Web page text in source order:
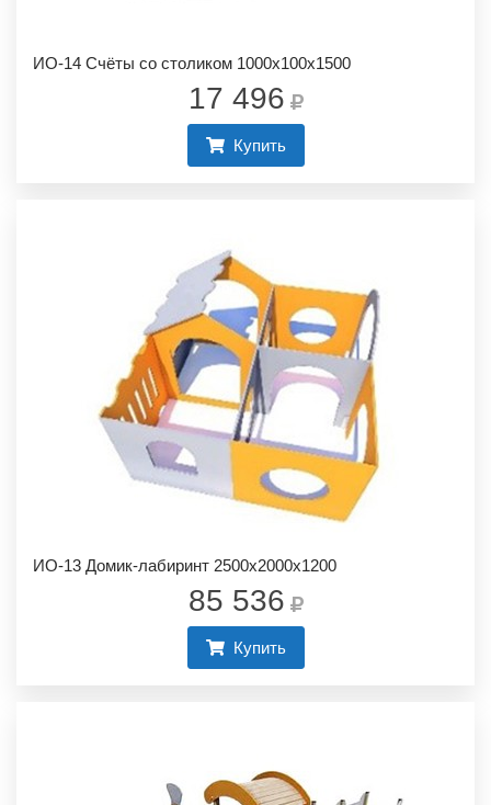
ИО-14 Счёты со столиком 1000х100х1500
17 496
Купить
ИО-13 Домик-лабиринт 2500х2000х1200
85 536
Купить